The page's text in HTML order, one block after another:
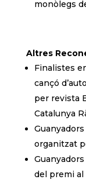
monòlegs
Altres
Finalistes
cançó
per revista
Catalunya
organitzat
del premi al